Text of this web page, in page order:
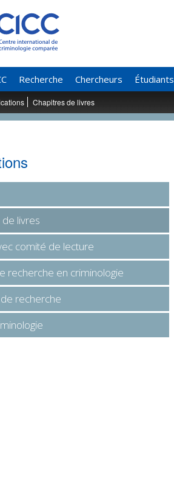
Recherche Chercheurs Étudiants
Chapitres de livres
livres
comité de lecture
recherche en criminologie
recherche